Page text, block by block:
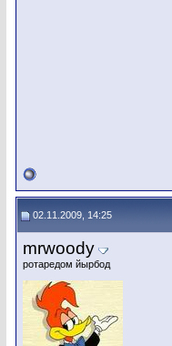
02.11.2009, 14:25
mrwoody
ротаредом йырбод